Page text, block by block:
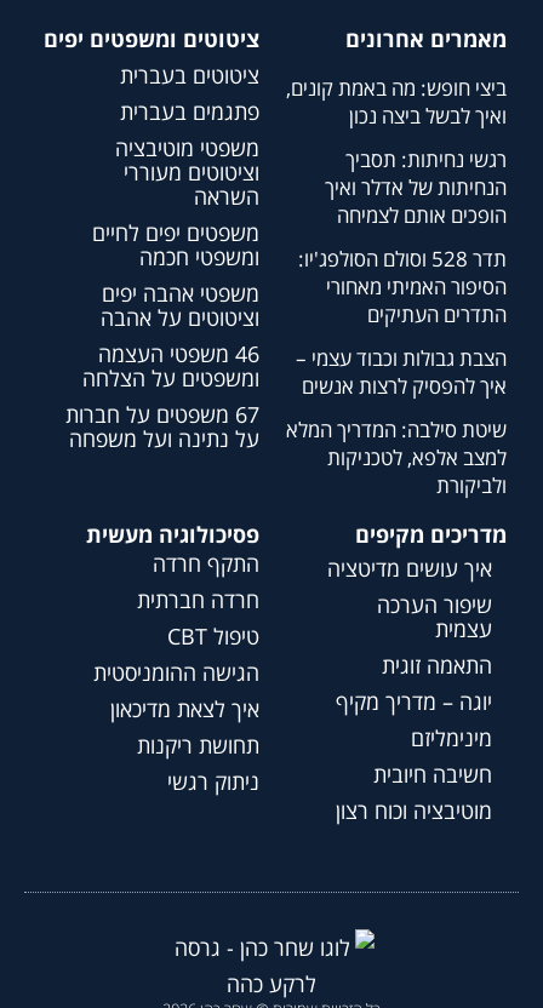
מאמרים אחרונים
ביצי חופש: מה באמת קונים,
ואיך לבשל ביצה נכון
רגשי נחיתות: תסביך
הנחיתות של אדלר ואיך
הופכים אותם לצמיחה
תדר 528 וסולם הסולפג'יו:
הסיפור האמיתי מאחורי
התדרים העתיקים
הצבת גבולות וכבוד עצמי –
איך להפסיק לרצות אנשים
שיטת סילבה: המדריך המלא
למצב אלפא, לטכניקות
ולביקורת
ציטוטים ומשפטים יפים
ציטוטים בעברית
פתגמים בעברית
משפטי מוטיבציה
וציטוטים מעוררי
השראה
משפטים יפים לחיים
ומשפטי חכמה
משפטי אהבה יפים
וציטוטים על אהבה
46 משפטי העצמה
ומשפטים על הצלחה
67 משפטים על חברות
על נתינה ועל משפחה
מדריכים מקיפים
איך עושים מדיטציה
שיפור הערכה
עצמית
התאמה זוגית
יוגה – מדריך מקיף
מינימליזם
חשיבה חיובית
מוטיבציה וכוח רצון
פסיכולוגיה מעשית
התקף חרדה
חרדה חברתית
טיפול CBT
הגישה ההומניסטית
איך לצאת מדיכאון
תחושת ריקנות
ניתוק רגשי